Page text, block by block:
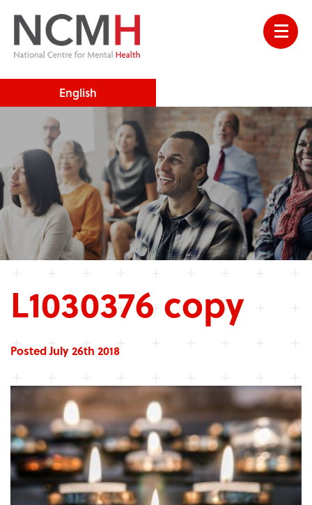
English
L1030376 copy
Posted July 26th 2018